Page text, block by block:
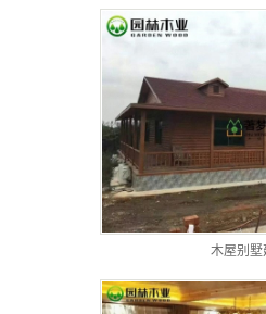
木屋别墅